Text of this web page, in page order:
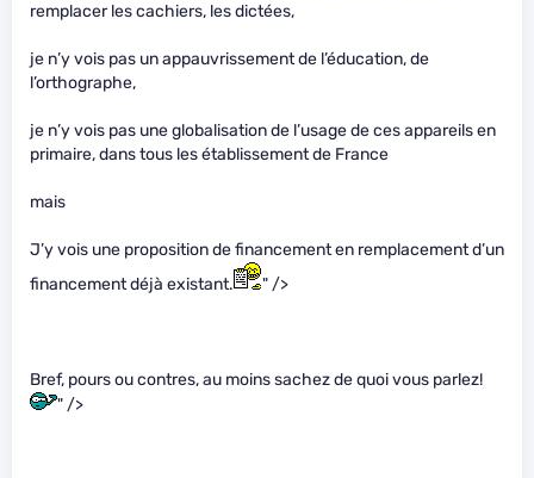
remplacer les cachiers, les dictées,
je n’y vois pas un appauvrissement de l’éducation, de
l’orthographe,
je n’y vois pas une globalisation de l’usage de ces appareils en
primaire, dans tous les établissement de France
mais
J’y vois une proposition de financement en remplacement d’un
financement déjà existant.
" />
Bref, pours ou contres, au moins sachez de quoi vous parlez!
" />